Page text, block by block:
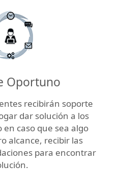
Oportuno
recibirán soporte
dar solución a los
caso que sea algo
alcance, recibir las
para encontrar